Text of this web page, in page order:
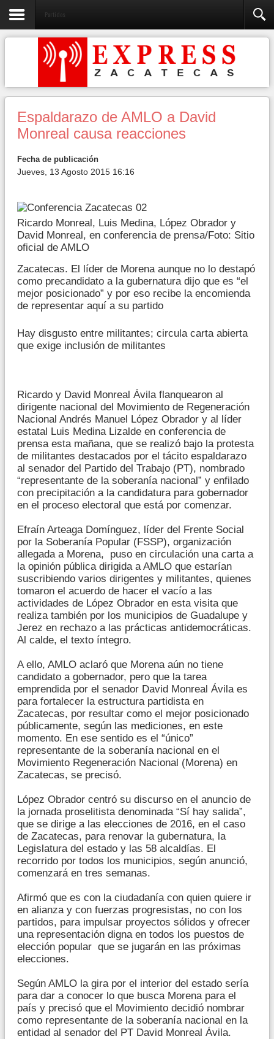
Partidos
Espaldarazo de AMLO a David
Monreal causa reacciones
Fecha de publicación
Jueves, 13 Agosto 2015 16:16
Ricardo Monreal, Luis Medina, López Obrador y
David Monreal, en conferencia de prensa/Foto: Sitio
oficial de AMLO
Zacatecas. El líder de Morena aunque no lo destapó
como precandidato a la gubernatura dijo que es “el
mejor posicionado” y por eso recibe la encomienda
de representar aquí a su partido
Hay disgusto entre militantes; circula carta abierta
que exige inclusión de militantes
Ricardo y David Monreal Ávila flanquearon al
dirigente nacional del Movimiento de Regeneración
Nacional Andrés Manuel López Obrador y al líder
estatal Luis Medina Lizalde en conferencia de
prensa esta mañana, que se realizó bajo la protesta
de militantes destacados por el tácito espaldarazo
al senador del Partido del Trabajo (PT), nombrado
“representante de la soberanía nacional” y enfilado
con precipitación a la candidatura para gobernador
en el proceso electoral que está por comenzar.
Efraín Arteaga Domínguez, líder del Frente Social
por la Soberanía Popular (FSSP), organización
allegada a Morena, puso en circulación una carta a
la opinión pública dirigida a AMLO que estarían
suscribiendo varios dirigentes y militantes, quienes
tomaron el acuerdo de hacer el vacío a las
actividades de López Obrador en esta visita que
realiza también por los municipios de Guadalupe y
Jerez en rechazo a las prácticas antidemocráticas.
Al calde, el texto íntegro.
A ello, AMLO aclaró que Morena aún no tiene
candidato a gobernador, pero que la tarea
emprendida por el senador David Monreal Ávila es
para fortalecer la estructura partidista en
Zacatecas, por resultar como el mejor posicionado
públicamente, según las mediciones, en este
momento. En ese sentido es el “único”
representante de la soberanía nacional en el
Movimiento Regeneración Nacional (Morena) en
Zacatecas, se precisó.
López Obrador centró su discurso en el anuncio de
la jornada proselitista denominada “Sí hay salida”,
que se dirige a las elecciones de 2016, en el caso
de Zacatecas, para renovar la gubernatura, la
Legislatura del estado y las 58 alcaldías. El
recorrido por todos los municipios, según anunció,
comenzará en tres semanas.
Afirmó que es con la ciudadanía con quien quiere ir
en alianza y con fuerzas progresistas, no con los
partidos, para impulsar proyectos sólidos y ofrecer
una representación digna en todos los puestos de
elección popular que se jugarán en las próximas
elecciones.
Según AMLO la gira por el interior del estado sería
para dar a conocer lo que busca Morena para el
país y precisó que el Movimiento decidió nombrar
como representante de la soberanía nacional en la
entidad al senador del PT David Monreal Ávila.